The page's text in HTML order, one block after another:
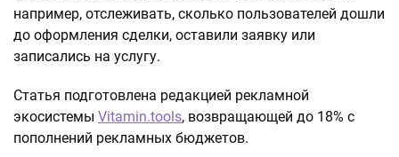
например, отслеживать, сколько пользователей дошли
до оформления сделки, оставили заявку или
записались на услугу.
Статья подготовлена редакцией рекламной
экосистемы Vitamin.tools, возвращающей до 18% с
пополнений рекламных бюджетов.